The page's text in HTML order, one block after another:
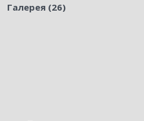
Галерея (26)